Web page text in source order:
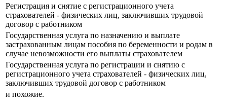
Регистрация и снятие с регистрационного учета
страхователей - физических лиц, заключивших трудовой
договор с работником
Государственная услуга по назначению и выплате
застрахованным лицам пособия по беременности и родам в
случае невозможности его выплаты страхователем
Государственная услуга по регистрации и снятию с
регистрационного учета страхователей - физических лиц,
заключивших трудовой договор с работником
и похожие.